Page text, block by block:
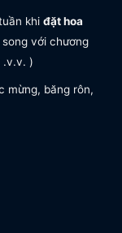
khi đặt hoa
với chương
.v.v. )
mừng, băng rôn,